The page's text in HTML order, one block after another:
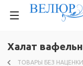
Халат
ТОВАРЫ БЕЗ НАЦЕНКИ